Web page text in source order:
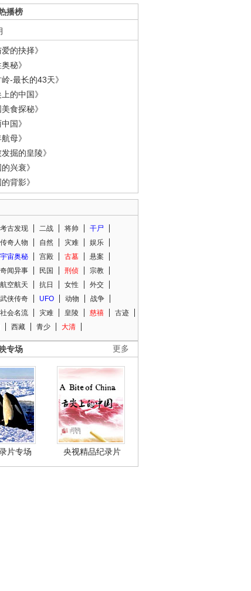
播榜
爱的抉择》
秘》
岭-最长的43天》
上的中国》
美食探秘》
国》
母》
发掘的皇陵》
的兴衰》
的背影》
考古发现 二战 将帅
干尸
传奇人物 自然 灾难
娱乐
宇宙奥秘 宫殿 古墓
悬案
奇闻异事 民国 刑侦
宗教
航空航天 抗日 女性
外交
武侠传奇 UFO 动物
战争
社会名流 灾难 皇陵 慈禧
古迹
西藏 青少 大清
更多
专场
片专场 央视精品纪录片